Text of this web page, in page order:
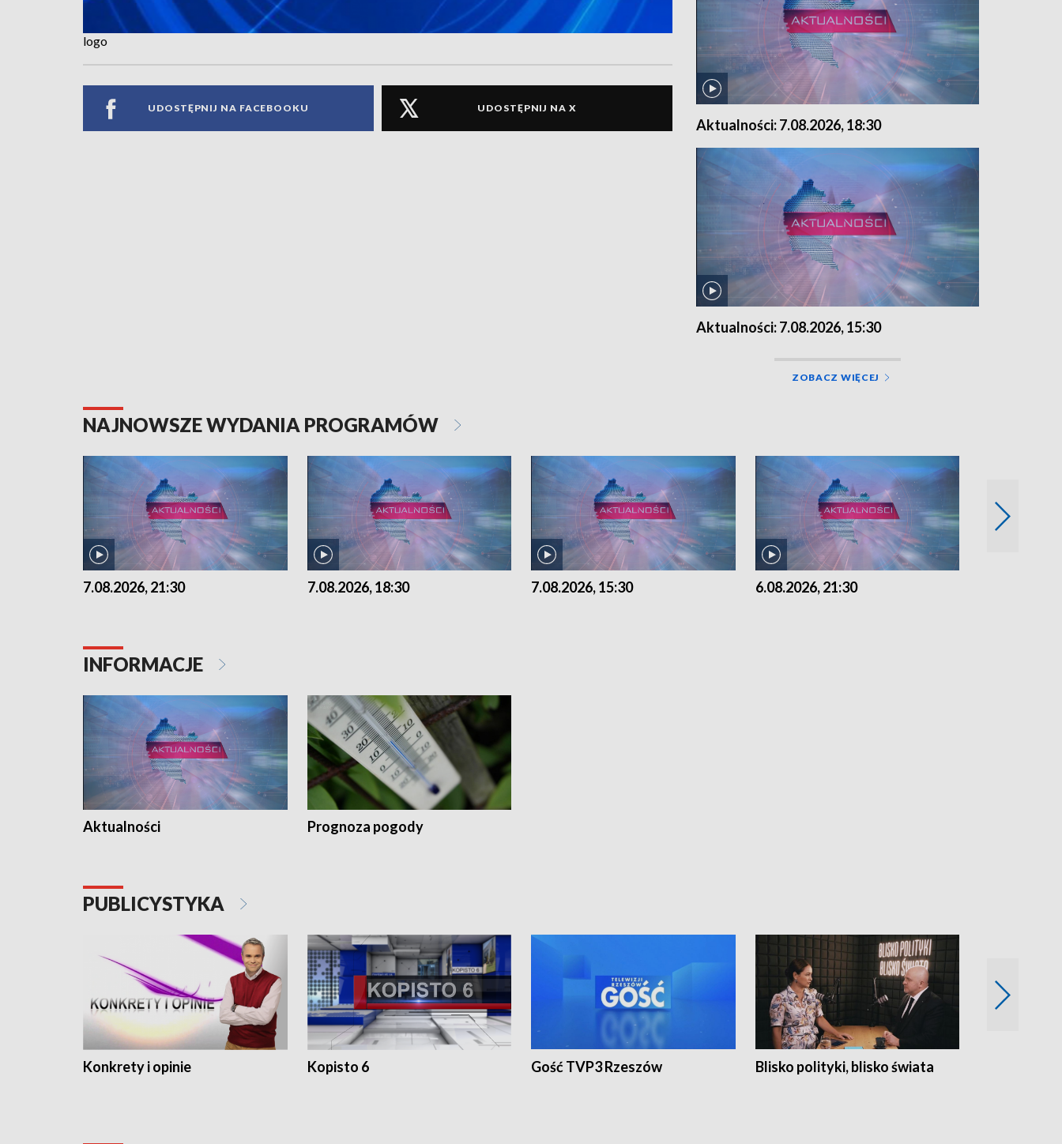
logo
UDOSTĘPNIJ NA FACEBOOKU UDOSTĘPNIJ NA X
Aktualności: 7.08.2026, 18:30
Aktualności: 7.08.2026, 15:30
ZOBACZ WIĘCEJ
NAJNOWSZE WYDANIA PROGRAMÓW
7.08.2026, 21:30 7.08.2026, 18:30 7.08.2026, 15:30 6.08.2026, 21:30
INFORMACJE
Aktualności Prognoza pogody
PUBLICYSTYKA
Konkrety i opinie Kopisto 6 Gość TVP3 Rzeszów Blisko polityki, blisko świata